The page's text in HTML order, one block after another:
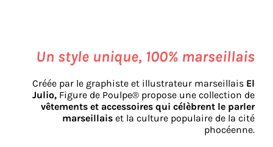
Un style unique, 100% marseillais
Créée par le graphiste et illustrateur marseillais El
Julio, Figure de Poulpe® propose une collection de
vêtements et accessoires qui célèbrent le parler
marseillais et la culture populaire de la cité
phocéenne.